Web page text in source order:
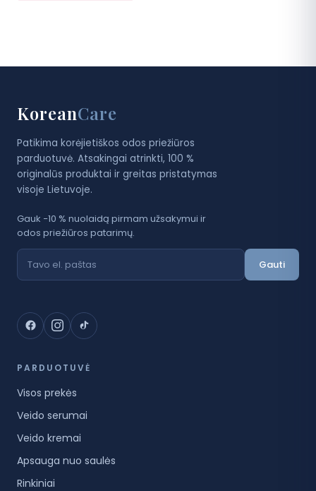
KoreanCare
Patikima korėjietiškos odos priežiūros
parduotuvė. Atsakingai atrinkti, 100 %
originalūs produktai ir greitas pristatymas
visoje Lietuvoje.
Gauk −10 % nuolaidą pirmam užsakymui ir
odos priežiūros patarimų.
Gauti
PARDUOTUVĖ
Visos prekės
Veido serumai
Veido kremai
Apsauga nuo saulės
Rinkiniai